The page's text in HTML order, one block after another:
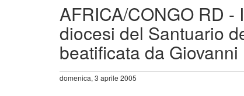
AFRICA/CONGO RD
diocesi del Santuario
beatificata da
domenica, 3 aprile 2005